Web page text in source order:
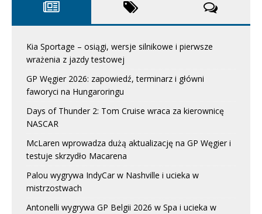
Kia Sportage – osiągi, wersje silnikowe i pierwsze
wrażenia z jazdy testowej
GP Węgier 2026: zapowiedź, terminarz i główni
faworyci na Hungaroringu
Days of Thunder 2: Tom Cruise wraca za kierownicę
NASCAR
McLaren wprowadza dużą aktualizację na GP Węgier i
testuje skrzydło Macarena
Palou wygrywa IndyCar w Nashville i ucieka w
mistrzostwach
Antonelli wygrywa GP Belgii 2026 w Spa i ucieka w